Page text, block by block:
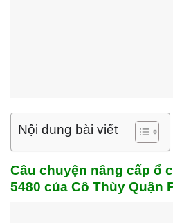
Nội dung bài viết
Câu chuyện nâng cấp ổ
5480 của Cô Thùy Quận